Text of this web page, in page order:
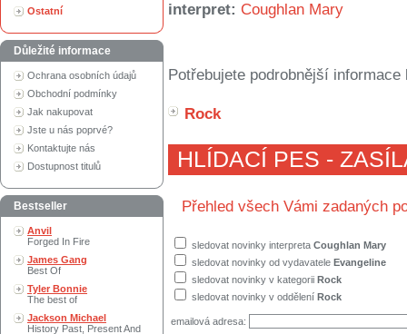
Ostatní
Důležité informace
Ochrana osobních údajů
Obchodní podmínky
Jak nakupovat
Jste u nás poprvé?
Kontaktujte nás
Dostupnost titulů
Bestseller
Anvil
Forged In Fire
James Gang
Best Of
Tyler Bonnie
The best of
Jackson Michael
History Past, Present And
interpret: Coughlan Mary
Potřebujete podrobnější
Rock
HLÍDACÍ PES -
Přehled všech Vámi zadaných
sledovat novinky interpreta Coughlan Mary
sledovat novinky od vydavatele Evangeline
sledovat novinky v kategorii Rock
sledovat novinky v oddělení Rock
emailová adresa: